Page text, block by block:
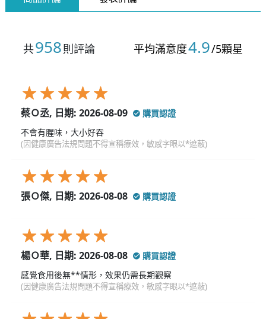
共958則評論 平均滿意度4.9/5顆星
蔡Ｏ丞, 日期: 2026-08-09
購買認證
不會有腥味，大小好吞
(因健康廣告法規問題不得宣稱療效，敏感字眼以*遮蔽)
張Ｏ傑, 日期: 2026-08-08 購買認證
楊Ｏ華, 日期: 2026-08-08
購買認證
感覺食用後無**情形，效果仍需長期觀察
(因健康廣告法規問題不得宣稱療效，敏感字眼以*遮蔽)